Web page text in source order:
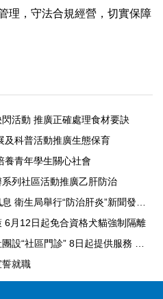
理，守法合規經營，切實保障
活動 推廣正確處理食材要訣
及科普活動推廣生態保育
養青年學生關心社會
列社區活動推廣乙肝防治
響應“世界肝炎日” 科普健康訊息 衛生局舉行“防治肝炎”新聞發佈會
6月12日起免合資格犬貓強制隔離
衛生局落實“資源下沉” 聯動社團設“社區門診” 8日起提供服務 推動公私醫療機構協同發展
就職